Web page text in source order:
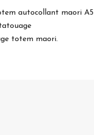
autocollant maori A5
totem maori.